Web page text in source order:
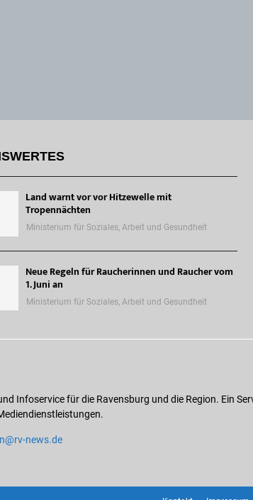
Land warnt vor vor Hitzewelle mit
Tropennächten
Ministerium für Soziales, Arbeit und Gesundheit
Neue Regeln für Raucherinnen und Raucher vom
1. Juni an
Ministerium für Soziales, Arbeit und Gesundheit
Infoservice für die Ravensburg und die Region. Ein
news.de